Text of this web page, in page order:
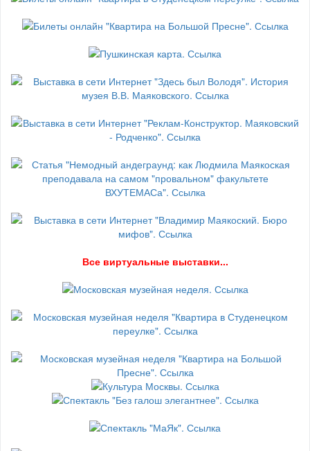
Все виртуальные выставки...